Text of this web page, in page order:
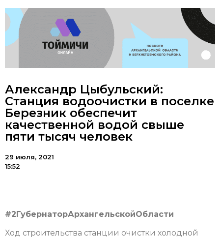
Александр Цыбульский:
Станция водоочистки в поселке
Березник обеспечит
качественной водой свыше
пяти тысяч человек
29 июля, 2021
15:52
#2ГубернаторАрхангельскойОбласти
Ход строительства станции очистки холодной